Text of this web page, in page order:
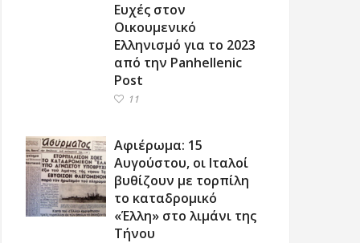
Ευχές στον
Οικουμενικό
Ελληνισμό για το 2023
από την Panhellenic
Post
11
Αφιέρωμα: 15
Αυγούστου, οι Ιταλοί
βυθίζουν με τορπίλη
το καταδρομικό
«Έλλη» στο λιμάνι της
Τήνου